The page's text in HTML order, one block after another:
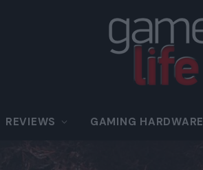
REVIEWS GAMING HARDWARE